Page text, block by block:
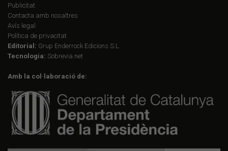
Publicitat
Contacta amb nosaltres
Avís legal
Política de privacitat
Editorial: Grup Enderrock Edicions S.L.
Tecnologia: Sobrevia.net
Amb la col·laboració de: